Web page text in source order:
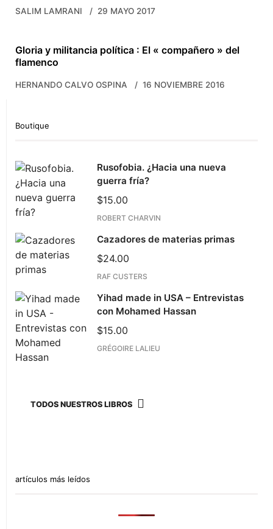
SALIM LAMRANI 29 MAYO 2017
Gloria y militancia política : El « compañero » del
flamenco
HERNANDO CALVO OSPINA 16 NOVIEMBRE 2016
Boutique
Rusofobia. ¿Hacia una nueva
guerra fría?
$15.00
ROBERT CHARVIN
Cazadores de materias primas
$24.00
RAF CUSTERS
Yihad made in USA – Entrevistas
con Mohamed Hassan
$15.00
GRÉGOIRE LALIEU
TODOS NUESTROS LIBROS
artículos más leídos